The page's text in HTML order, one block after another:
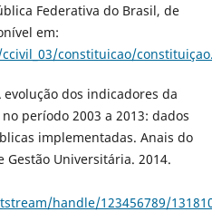
Federativa do Brasil, de
em:
constituicao/
evolução dos indicadores da
período 2003 a 2013: dados
implementadas. Anais do
Gestão Universitária. 2014.
handle/123456789/